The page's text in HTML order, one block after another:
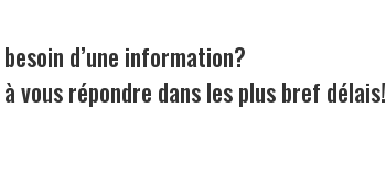
d’une information?
vous répondre dans les plus bref délais!